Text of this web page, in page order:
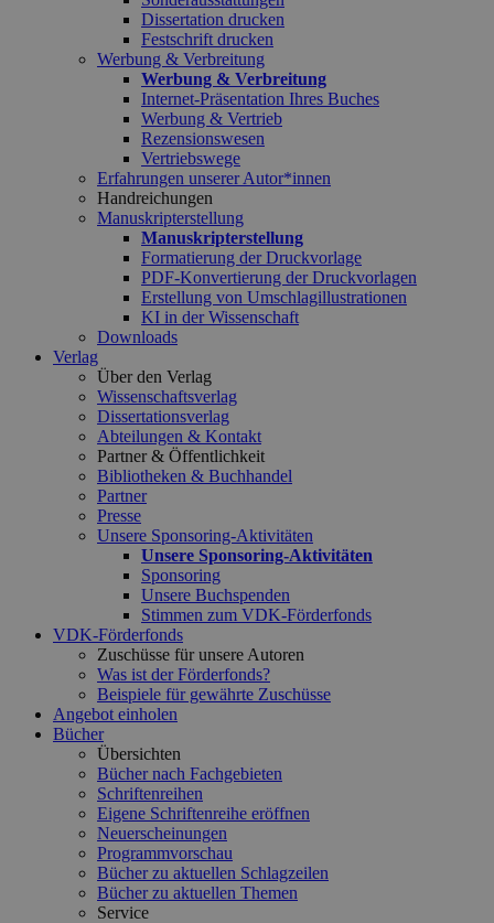
Dissertation drucken
Festschrift drucken
Werbung & Verbreitung
Werbung & Verbreitung
Internet-Präsentation Ihres Buches
Werbung & Vertrieb
Rezensionswesen
Vertriebswege
Erfahrungen unserer Autor*innen
Handreichungen
Manuskripterstellung
Manuskripterstellung
Formatierung der Druckvorlage
PDF-Konvertierung der Druckvorlagen
Erstellung von Umschlagillustrationen
KI in der Wissenschaft
Downloads
Verlag
Über den Verlag
Wissenschaftsverlag
Dissertationsverlag
Abteilungen & Kontakt
Partner & Öffentlichkeit
Bibliotheken & Buchhandel
Partner
Presse
Unsere Sponsoring-Aktivitäten
Unsere Sponsoring-Aktivitäten
Sponsoring
Unsere Buchspenden
Stimmen zum VDK-Förderfonds
VDK-Förderfonds
Zuschüsse für unsere Autoren
Was ist der Förderfonds?
Beispiele für gewährte Zuschüsse
Angebot einholen
Bücher
Übersichten
Bücher nach Fachgebieten
Schriftenreihen
Eigene Schriftenreihe eröffnen
Neuerscheinungen
Programmvorschau
Bücher zu aktuellen Schlagzeilen
Bücher zu aktuellen Themen
Service